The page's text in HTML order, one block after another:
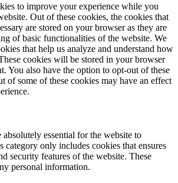
to improve your experience while you
Out of these cookies, the cookies that
are stored on your browser as they are
of basic functionalities of the website. We
that help us analyze and understand how
cookies will be stored in your browser
You also have the option to opt-out of these
of some of these cookies may have an effect
absolutely essential for the website to
category only includes cookies that ensures
security features of the website. These
personal information.